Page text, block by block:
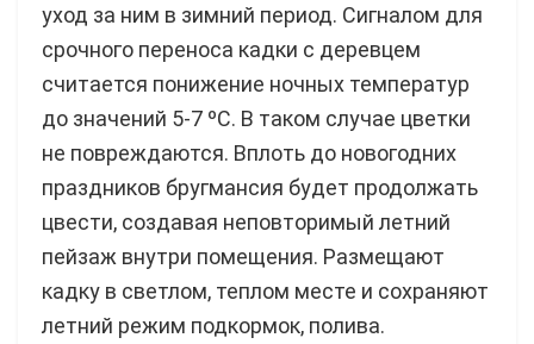
уход за ним в зимний период. Сигналом для
срочного переноса кадки с деревцем
считается понижение ночных температур
до значений 5-7 ºC. В таком случае цветки
не повреждаются. Вплоть до новогодних
праздников бругмансия будет продолжать
цвести, создавая неповторимый летний
пейзаж внутри помещения. Размещают
кадку в светлом, теплом месте и сохраняют
летний режим подкормок, полива.